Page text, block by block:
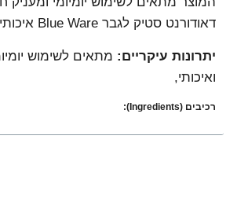
דאודורנט סטיק לגבר Blue Ware איכותי.
יתרונות עיקריים: מתאים לשימוש
ואיכותי,
רכיבים (Ingredients):